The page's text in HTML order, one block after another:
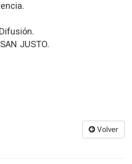
JUSTO.
Volver